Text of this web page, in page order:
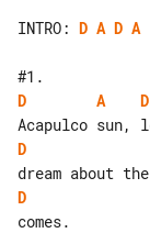
INTRO: D A D A
D
A D
D
D